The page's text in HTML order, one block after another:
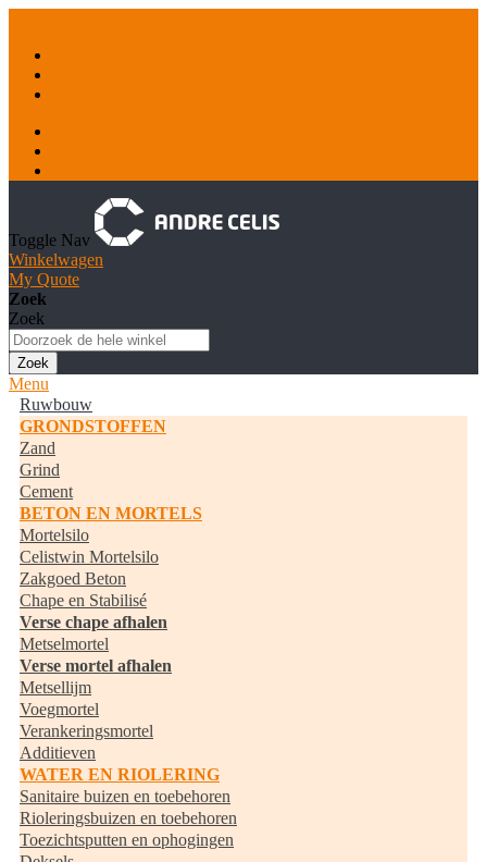
Toggle Nav
Winkelwagen
My Quote
Zoek
Zoek
Zoek
Menu
Ruwbouw
GRONDSTOFFEN
Zand
Grind
Cement
BETON EN MORTELS
Mortelsilo
Celistwin Mortelsilo
Zakgoed Beton
Chape en Stabilisé
Verse chape afhalen
Metselmortel
Verse mortel afhalen
Metsellijm
Voegmortel
Verankeringsmortel
Additieven
WATER EN RIOLERING
Sanitaire buizen en toebehoren
Rioleringsbuizen en toebehoren
Toezichtsputten en ophogingen